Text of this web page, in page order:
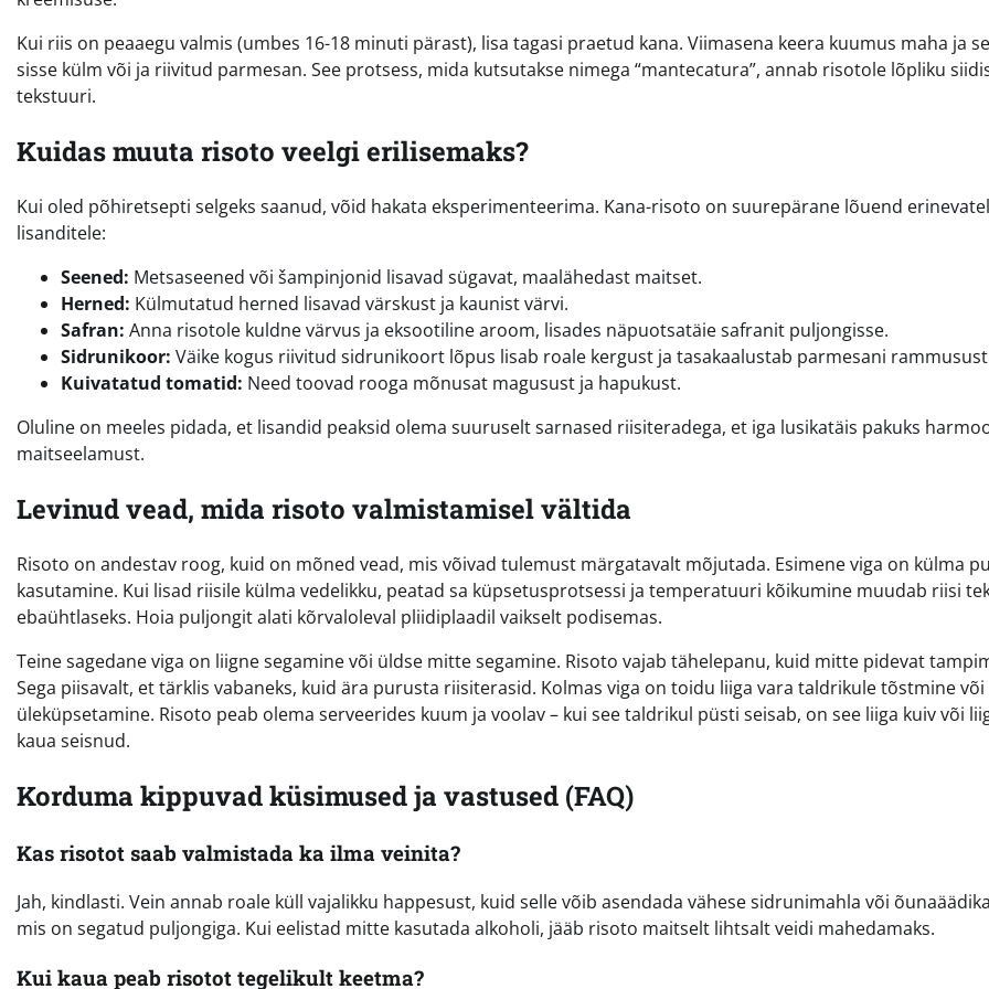
Kui riis on peaaegu valmis (umbes 16-18 minuti pärast), lisa tagasi praetud kana. Viimasena keera kuumus maha ja
sisse külm või ja riivitud parmesan. See protsess, mida kutsutakse nimega “mantecatura”, annab risotole lõpliku
tekstuuri.
Kuidas muuta risoto veelgi erilisemaks?
Kui oled põhiretsepti selgeks saanud, võid hakata eksperimenteerima. Kana-risoto on suurepärane lõuend
lisanditele:
Seened: Metsaseened või šampinjonid lisavad sügavat, maalähedast maitset.
Herned: Külmutatud herned lisavad värskust ja kaunist värvi.
Safran: Anna risotole kuldne värvus ja eksootiline aroom, lisades näpuotsatäie safranit puljongisse.
Sidrunikoor: Väike kogus riivitud sidrunikoort lõpus lisab roale kergust ja tasakaalustab parmesani
Kuivatatud tomatid: Need toovad rooga mõnusat magusust ja hapukust.
Oluline on meeles pidada, et lisandid peaksid olema suuruselt sarnased riisiteradega, et iga lusikatäis pakuks
maitseelamust.
Levinud vead, mida risoto valmistamisel vältida
Risoto on andestav roog, kuid on mõned vead, mis võivad tulemust märgatavalt mõjutada. Esimene viga on külma
kasutamine. Kui lisad riisile külma vedelikku, peatad sa küpsetusprotsessi ja temperatuuri kõikumine muudab riisi
ebaühtlaseks. Hoia puljongit alati kõrvaloleval pliidiplaadil vaikselt podisemas.
Teine sagedane viga on liigne segamine või üldse mitte segamine. Risoto vajab tähelepanu, kuid mitte pidevat
Sega piisavalt, et tärklis vabaneks, kuid ära purusta riisiterasid. Kolmas viga on toidu liiga vara taldrikule tõstmine või
üleküpsetamine. Risoto peab olema serveerides kuum ja voolav – kui see taldrikul püsti seisab, on see liiga kuiv või
kaua seisnud.
Korduma kippuvad küsimused ja vastused (FAQ)
Kas risotot saab valmistada ka ilma veinita?
Jah, kindlasti. Vein annab roale küll vajalikku happesust, kuid selle võib asendada vähese sidrunimahla või
mis on segatud puljongiga. Kui eelistad mitte kasutada alkoholi, jääb risoto maitselt lihtsalt veidi mahedamaks.
Kui kaua peab risotot tegelikult keetma?